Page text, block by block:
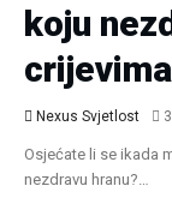
koju
Nexus Svjetlost
Osjećate li se ikada
nezdravu hranu?…